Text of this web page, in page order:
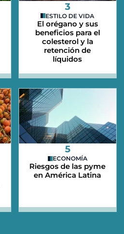
3
ESTILO DE VIDA
El orégano y sus
beneficios para el
colesterol y la
retención de
líquidos
5
ECONOMÍA
Riesgos de las pyme
en América Latina